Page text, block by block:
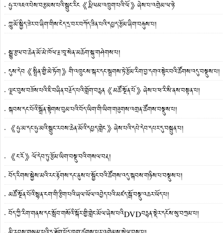
ཧུ་ར་འཇའ་པེས་བརྩམས་པའི་སྒྲུང་རིང《རྨི་ལམ་འཁྲུག་པའི་ལོ》ཞེས་པ་འགྲེམ་ལ་ཉེ་
ཀླུ་མོ་སྐྱིད་ཟེར་བ་ཞིག་གིས་ངེད་དྲ་བར་བཀོད་ཟིན་པའི་དཔྱད་རྩོམ་ཞིག་བརྐུས་པ།
སྒྱུ་རྩལ་བ་ཆེན་མོ་མེ་ཁོལ་རྗ་ཁཱ་སེན་མཆོག་སྐུ་གཤེགས་པ།
དུས་དེབ《སྤྲིན་གྱི་མེ་ཏོག》གི་འཁྲུངས་སྐར་དང་སྦྲགས་ཏེ་རྩོམ་རིག་བྱ་དགའ་སྟེར་བའི་ཚོགས་འདུ་བསྡུས་པ།
ལྗང་བུས་བཟོས་པའི་ཇི་བཞིན་བརྗོད་པའི་གློག་བརྙན《མཚོ་སྔོན་པོ》ཞེས་པ་ཕ་རི་སི་ནས་བསྟན་པ།
སྐབས་དང་པོའི་སྒྲོན་སྟེགས་བུམ་པའི་བོད་ཡིག་གི་ཡིག་གཟུགས་འགྲན་ཚོགས་བསྡུས་པ།
《ཧུ་མ་དང་ཧུ་མའི་སྒྲུང་རབས་ཆེན་མོའི་དཔྱད་གླེང》ཞེས་པའི་དཔེ་དེབ་དཔར་དུ་བསྐྲུན་པ།
《ང་རོ》ལོ་དེབ་ཏུ་རྩོམ་ཡིག་བསྡུ་བའི་གསལ་བརྡ།
བོད་རིགས་སྐྱེས་མའི་རང་རྟོགས་དང་ནུས་པ་སྦྱོང་བའི་ཚོགས་འདུ་སྐབས་གཉིས་པ་བསྡུས་པ།
མཚོ་སྔོན་པོའི་སྙན་ངག་གི་རྩིག་པའི་ཞལ་ཡོལ་འབྱེད་པའི་མཛད་སྒོ་བསྡུ་འཆར་ཡོད་པ།
བོད་ཀྱི་རིག་གནས་དང་སློབ་གསོའི་སྐོར་གྱི་གླེང་མོལ་ཞེས་པའིDVDབརྙན་སྡེར་དངོས་སུ་བཀྲམ་པ།